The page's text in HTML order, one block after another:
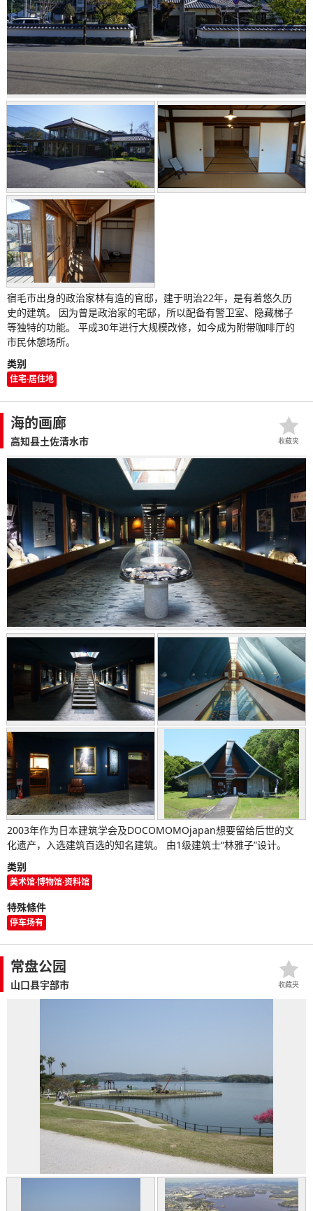
宿毛市出身的政治家林有造的官邸，建于明治22年，是有着悠久历
史的建筑。 因为曾是政治家的宅邸，所以配备有警卫室、隐藏梯子
等独特的功能。 平成30年进行大规模改修，如今成为附带咖啡厅的
市民休憩场所。
类别
住宅·居住地
海的画廊
高知县土佐清水市
2003年作为日本建筑学会及DOCOMOMOjapan想要留给后世的文
化遗产，入选建筑百选的知名建筑。 由1级建筑士“林雅子”设计。
类别
美术馆·博物馆·资料馆
特殊條件
停车场有
收藏夹
常盘公园
山口县宇部市 收藏夹